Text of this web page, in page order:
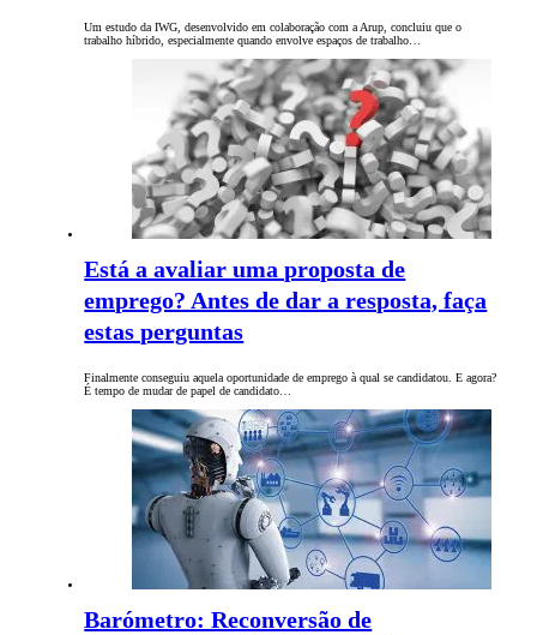
Um estudo da IWG, desenvolvido em colaboração com a Arup, concluiu que o
trabalho híbrido, especialmente quando envolve espaços de trabalho…
Está a avaliar uma proposta de
emprego? Antes de dar a resposta, faça
estas perguntas
Finalmente conseguiu aquela oportunidade de emprego à qual se candidatou. E agora?
É tempo de mudar de papel de candidato…
Barómetro: Reconversão de